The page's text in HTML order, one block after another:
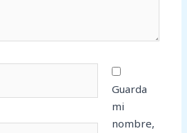
Guarda
mi
nombre,